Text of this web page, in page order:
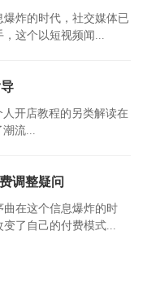
炸的时代，社交媒体已
这个以短视频闻...
开店教程的另类解读在
潮流...
调整疑问
在这个信息爆炸的时
了自己的付费模式...